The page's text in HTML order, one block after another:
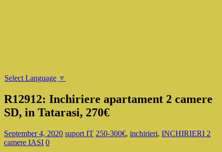
Select Language ▼
R12912: Inchiriere apartament 2 camere
SD, in Tatarasi, 270€
September 4, 2020 suport IT 250-300€, inchirieri, INCHIRIERI 2
camere IASI 0